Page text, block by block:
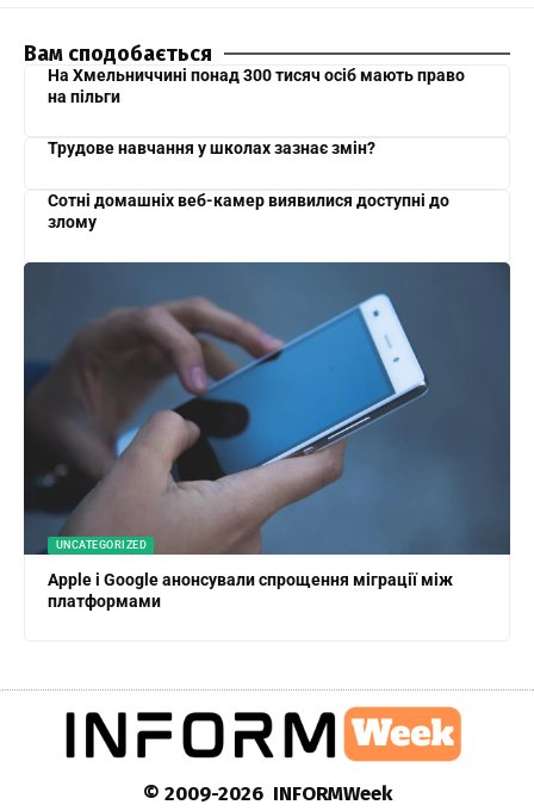
Вам сподобається
На Хмельниччині понад 300 тисяч осіб мають право
на пільги
Трудове навчання у школах зазнає змін?
Сотні домашніх веб-камер виявилися доступні до
злому
UNCATEGORIZED
Apple і Google анонсували спрощення міграції між
платформами
© 2009-2026 INFORMWeek